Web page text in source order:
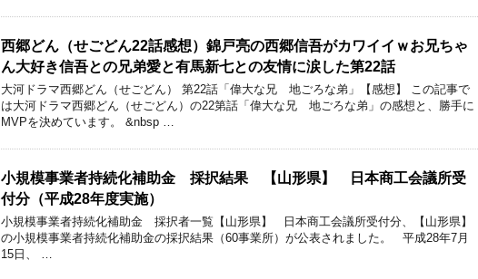
西郷どん（せごどん22話感想）錦戸亮の西郷信吾がカワイイｗお兄ちゃ
ん大好き信吾との兄弟愛と有馬新七との友情に涙した第22話
大河ドラマ西郷どん（せごどん） 第22話「偉大な兄 地ごろな弟」【感想】 この記事で
は大河ドラマ西郷どん（せごどん）の22第話「偉大な兄 地ごろな弟」の感想と、勝手に
MVPを決めています。 &nbsp …
小規模事業者持続化補助金 採択結果 【山形県】 日本商工会議所受
付分（平成28年度実施）
小規模事業者持続化補助金 採択者一覧【山形県】 日本商工会議所受付分、【山形県】
の小規模事業者持続化補助金の採択結果（60事業所）が公表されました。 平成28年7月
15日、 …